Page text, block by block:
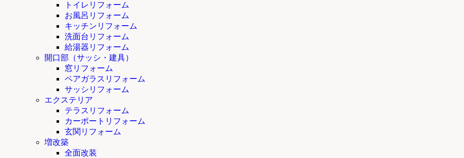
トイレリフォーム
お風呂リフォーム
キッチンリフォーム
洗面台リフォーム
給湯器リフォーム
開口部（サッシ・建具）
窓リフォーム
ペアガラスリフォーム
サッシリフォーム
エクステリア
テラスリフォーム
カーポートリフォーム
玄関リフォーム
増改築
全面改装